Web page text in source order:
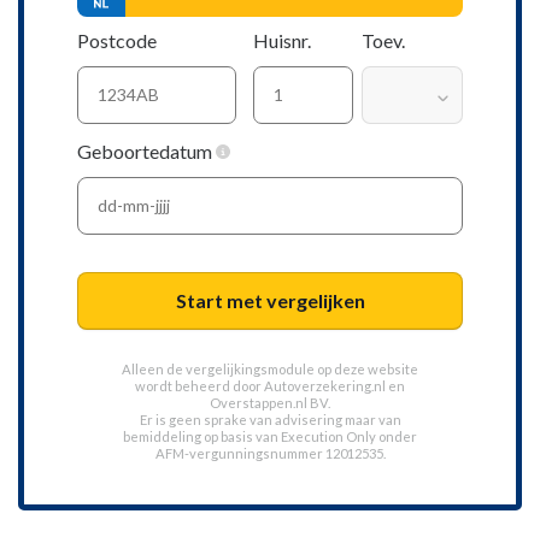
Postcode Huisnr. Toev.
Geboortedatum
Start met vergelijken
Alleen de vergelijkingsmodule op deze website
wordt beheerd door Autoverzekering.nl en
Overstappen.nl BV.
Er is geen sprake van advisering maar van
bemiddeling op basis van Execution Only onder
AFM-vergunningsnummer 12012535.